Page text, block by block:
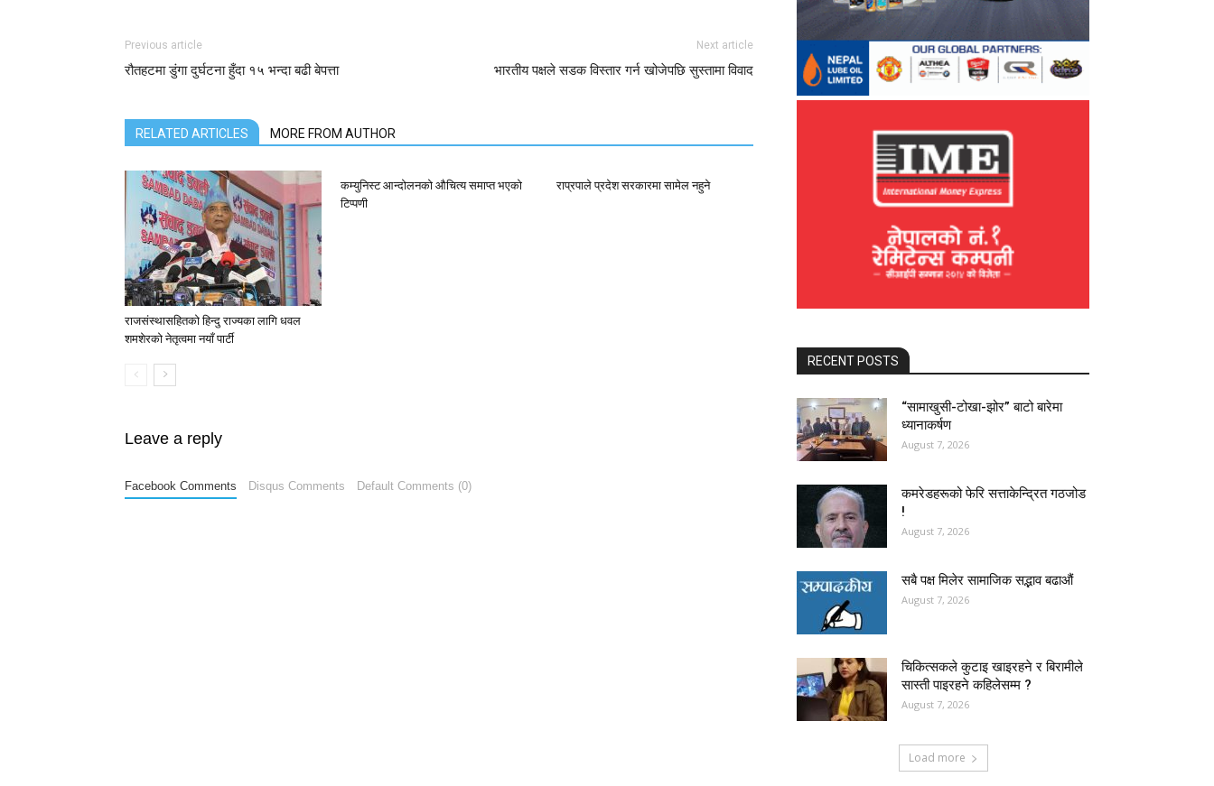
Previous article
रौतहटमा डुंगा दुर्घटना हुँदा १५ भन्दा बढी बेपत्ता
Next article
भारतीय पक्षले सडक विस्तार गर्न खोजेपछि सुस्तामा विवाद
RELATED ARTICLES MORE FROM AUTHOR
राजसंस्थासहितको हिन्दु राज्यका लागि धवल
शमशेरको नेतृत्वमा नयाँ पार्टी
कम्युनिस्ट आन्दोलनको औचित्य समाप्त भएको
टिप्पणी
राप्रपाले प्रदेश सरकारमा सामेल नहुने
Leave a reply
Facebook Comments Disqus Comments Default Comments (0)
RECENT POSTS
“सामाखुसी-टोखा-झोर” बाटो बारेमा
ध्यानाकर्षण
August 7, 2026
कमरेडहरूको फेरि सत्ताकेन्द्रित गठजोड
!
August 7, 2026
सबै पक्ष मिलेर सामाजिक सद्भाव बढाऔं
August 7, 2026
चिकित्सकले कुटाइ खाइरहने र बिरामीले
सास्ती पाइरहने कहिलेसम्म ?
August 7, 2026
Load more